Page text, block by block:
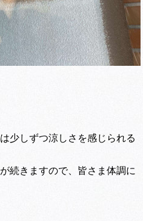
少しずつ涼しさを感じられる
続きますので、皆さま体調に